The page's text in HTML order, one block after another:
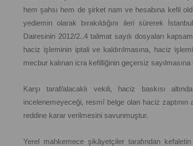
hem şahsı hem de şirket nam ve hesabına kefil
yediemin olarak bırakıldığını ileri sürerek
Dairesinin 2012/2..4 talimat sayılı dosyaları
haciz işleminin iptali ve kaldırılmasına, haciz
mecbur kalınan icra kefilliğinin geçersiz
Karşı taraf/alacaklı vekili, haciz baskısı
incelenemeyeceği, resmî belge olan haciz
reddine karar verilmesini savunmuştur.
Yerel mahkemece şikâyetçiler tarafından